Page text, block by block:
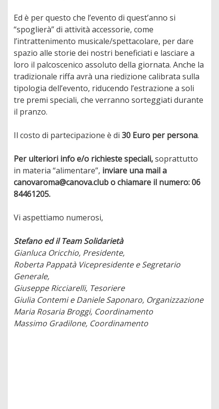
Ed è per questo che l’evento di quest’anno si
“spoglierà” di attività accessorie, come
l’intrattenimento musicale/spettacolare, per dare
spazio alle storie dei nostri beneficiati e lasciare a
loro il palcoscenico assoluto della giornata. Anche la
tradizionale riffa avrà una riedizione calibrata sulla
tipologia dell’evento, riducendo l’estrazione a soli
tre premi speciali, che verranno sorteggiati durante
il pranzo.
Il costo di partecipazione è di30 Euro per persona.
Per ulteriori info e/o richieste speciali,soprattutto
in materia “alimentare”, inviare una mail a
canovaroma@canova.club o chiamare il numero: 06
84461205.
Vi aspettiamo numerosi,
Stefano ed il Team Solidarietà
Gianluca Oricchio, Presidente,
Roberta Pappatà Vicepresidente e Segretario
Generale,
Giuseppe Ricciarelli, Tesoriere
Giulia Contemi e Daniele Saponaro, Organizzazione
Maria Rosaria Broggi, Coordinamento
Massimo Gradilone, Coordinamento